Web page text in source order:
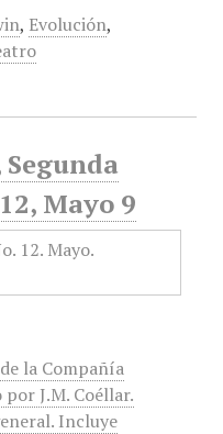
, Evolución,
Mayo 9
la Compañía
J.M. Coéllar.
Incluye